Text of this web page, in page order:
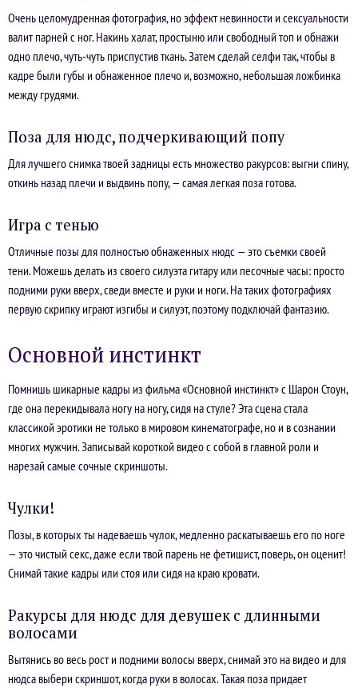
Очень целомудренная фотография, но эффект невинности и сексуальности
валит парней с ног. Накинь халат, простыню или свободный топ и обнажи
одно плечо, чуть-чуть приспустив ткань. Затем сделай селфи так, чтобы в
кадре были губы и обнаженное плечо и, возможно, небольшая ложбинка
между грудями.
Поза для нюдс, подчеркивающий попу
Для лучшего снимка твоей задницы есть множество ракурсов: выгни спину,
откинь назад плечи и выдвинь попу, — самая легкая поза готова.
Игра с тенью
Отличные позы для полностью обнаженных нюдс — это съемки своей
тени. Можешь делать из своего силуэта гитару или песочные часы: просто
подними руки вверх, сведи вместе и руки и ноги. На таких фотографиях
первую скрипку играют изгибы и силуэт, поэтому подключай фантазию.
Основной инстинкт
Помнишь шикарные кадры из фильма «Основной инстинкт» с Шарон Стоун,
где она перекидывала ногу на ногу, сидя на стуле? Эта сцена стала
классикой эротики не только в мировом кинематографе, но и в сознании
многих мужчин. Записывай короткой видео с собой в главной роли и
нарезай самые сочные скриншоты.
Чулки!
Позы, в которых ты надеваешь чулок, медленно раскатываешь его по ноге
— это чистый секс, даже если твой парень не фетишист, поверь, он оценит!
Снимай такие кадры или стоя или сидя на краю кровати.
Ракурсы для нюдс для девушек с длинными
волосами
Вытянись во весь рост и подними волосы вверх, снимай это на видео и для
нюдса выбери скриншот, когда руки в волосах. Такая поза придает